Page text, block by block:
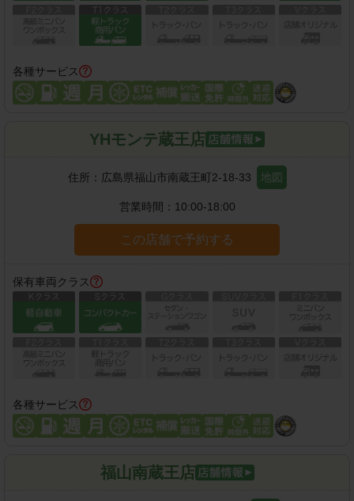
各種サービス
YHモンテ蔵王店
住所： 広島県福山市南蔵王町2-18-33 地図
営業時間： 10:00-18:00
この店舗で予約する
保有車両クラス
各種サービス
福山南蔵王店